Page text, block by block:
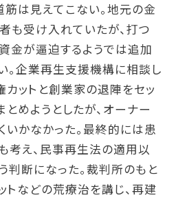
筋は見えてこない。地元の金
も受け入れていたが、打つ
金が逼迫するようでは追加
。企業再生支援機構に相談し
カットと創業家の退陣をセッ
めようとしたが、オーナー
いかなかった。最終的には患
考え、民事再生法の適用以
判断になった。裁判所のもと
トなどの荒療治を講じ、再建